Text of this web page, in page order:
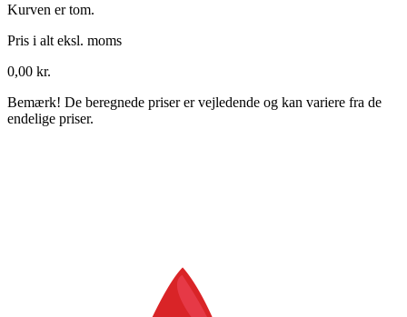
Kurven er tom.
Pris i alt eksl. moms
0,00 kr.
Bemærk! De beregnede priser er vejledende og kan variere fra de
endelige priser.